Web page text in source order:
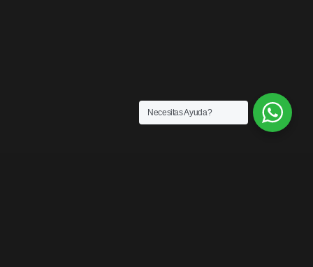
Necesitas Ayuda?